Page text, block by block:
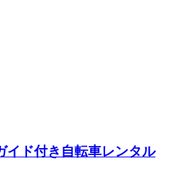
イド付き自転車レンタル